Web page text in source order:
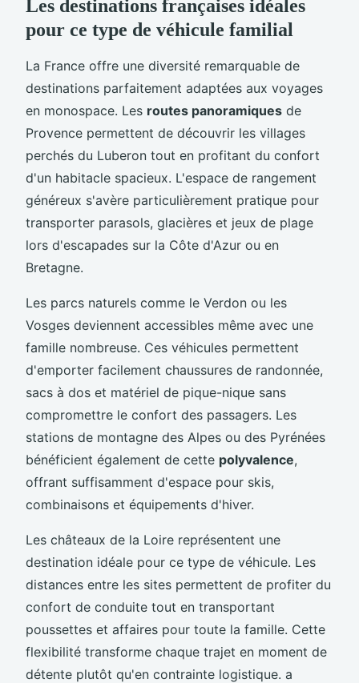
Les destinations françaises idéales
pour ce type de véhicule familial
La France offre une diversité remarquable de
destinations parfaitement adaptées aux voyages
en monospace. Les routes panoramiques de
Provence permettent de découvrir les villages
perchés du Luberon tout en profitant du confort
d'un habitacle spacieux. L'espace de rangement
généreux s'avère particulièrement pratique pour
transporter parasols, glacières et jeux de plage
lors d'escapades sur la Côte d'Azur ou en
Bretagne.
Les parcs naturels comme le Verdon ou les
Vosges deviennent accessibles même avec une
famille nombreuse. Ces véhicules permettent
d'emporter facilement chaussures de randonnée,
sacs à dos et matériel de pique-nique sans
compromettre le confort des passagers. Les
stations de montagne des Alpes ou des Pyrénées
bénéficient également de cette polyvalence,
offrant suffisamment d'espace pour skis,
combinaisons et équipements d'hiver.
Les châteaux de la Loire représentent une
destination idéale pour ce type de véhicule. Les
distances entre les sites permettent de profiter du
confort de conduite tout en transportant
poussettes et affaires pour toute la famille. Cette
flexibilité transforme chaque trajet en moment de
détente plutôt qu'en contrainte logistique. a